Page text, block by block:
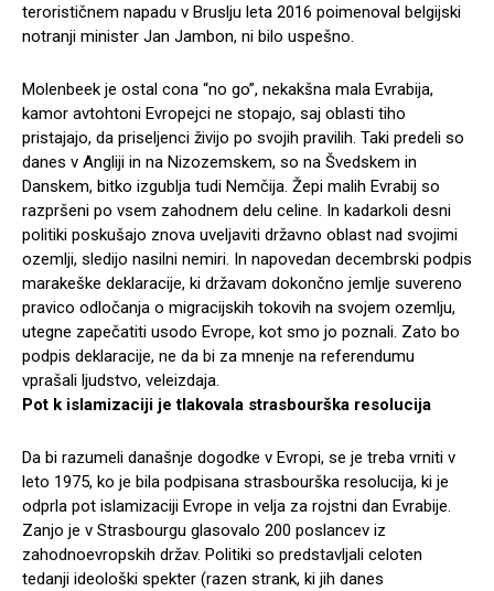
terorističnem napadu v Bruslju leta 2016 poimenoval belgijski
notranji minister Jan Jambon, ni bilo uspešno.
Molenbeek je ostal cona “no go”, nekakšna mala Evrabija,
kamor avtohtoni Evropejci ne stopajo, saj oblasti tiho
pristajajo, da priseljenci živijo po svojih pravilih. Taki predeli so
danes v Angliji in na Nizozemskem, so na Švedskem in
Danskem, bitko izgublja tudi Nemčija. Žepi malih Evrabij so
razpršeni po vsem zahodnem delu celine. In kadarkoli desni
politiki poskušajo znova uveljaviti državno oblast nad svojimi
ozemlji, sledijo nasilni nemiri. In napovedan decembrski podpis
marakeške deklaracije, ki državam dokončno jemlje suvereno
pravico odločanja o migracijskih tokovih na svojem ozemlju,
utegne zapečatiti usodo Evrope, kot smo jo poznali. Zato bo
podpis deklaracije, ne da bi za mnenje na referendumu
vprašali ljudstvo, veleizdaja.
Pot k islamizaciji je tlakovala strasbourška resolucija
Da bi razumeli današnje dogodke v Evropi, se je treba vrniti v
leto 1975, ko je bila podpisana strasbourška resolucija, ki je
odprla pot islamizaciji Evrope in velja za rojstni dan Evrabije.
Zanjo je v Strasbourgu glasovalo 200 poslancev iz
zahodnoevropskih držav. Politiki so predstavljali celoten
tedanji ideološki spekter (razen strank, ki jih danes